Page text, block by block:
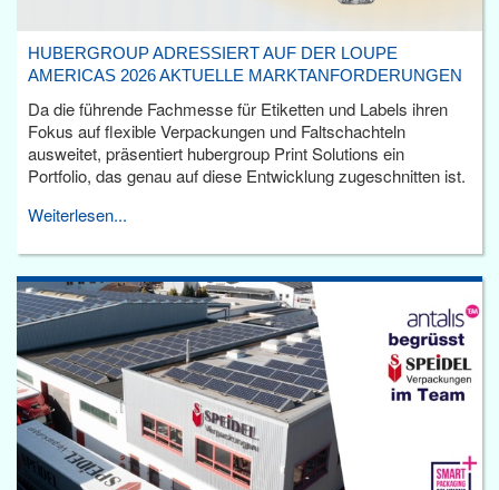
HUBERGROUP ADRESSIERT AUF DER LOUPE
AMERICAS 2026 AKTUELLE MARKTANFORDERUNGEN
Da die führende Fachmesse für Etiketten und Labels ihren
Fokus auf flexible Verpackungen und Faltschachteln
ausweitet, präsentiert hubergroup Print Solutions ein
Portfolio, das genau auf diese Entwicklung zugeschnitten ist.
Weiterlesen...